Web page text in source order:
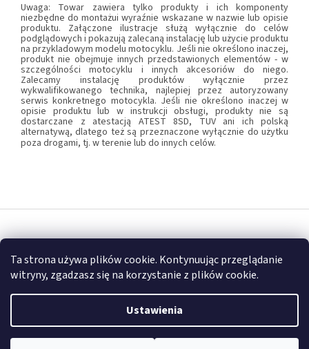
Ta strona używa plików cookie. Kontynuując przeglądanie
witryny, zgadzasz się na korzystanie z plików cookie.
Ustawienia
Uwaga: Towar zawiera tylko produkty i ich komponenty
niezbędne do montażui wyraźnie wskazane w nazwie lub opisie
produktu. Załączone ilustracje służą wyłącznie do celów
podglądowych i pokazują zalecaną instalację lub użycie produktu
na przykladowym modelu motocyklu. Jeśli nie określono inaczej,
produkt nie obejmuje innych przedstawionych elementów - w
szczególności motocyklu i innych akcesoriów do niego.
Zalecamy instalację produktów wyłącznie przez
wykwalifikowanego technika, najlepiej przez autoryzowany
serwis konkretnego motocykla. Jeśli nie określono inaczej w
opisie produktu lub w instrukcji obsługi, produkty nie są
dostarczane z atestacją ATEST 8SD, TUV ani ich polską
alternatywą, dlatego też są przeznaczone wyłącznie do użytku
poza drogami, tj. w terenie lub do innych celów.
o
Copyright 2026 FULLGARAGE . Wszystkie prawa zastrzeżone.